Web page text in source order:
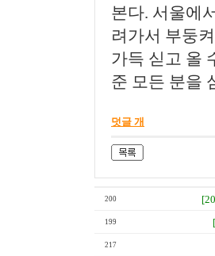
본다. 서울에
려가서 부둥
가득 싣고 올
준 모든 분을
덧글 개
200
199
217